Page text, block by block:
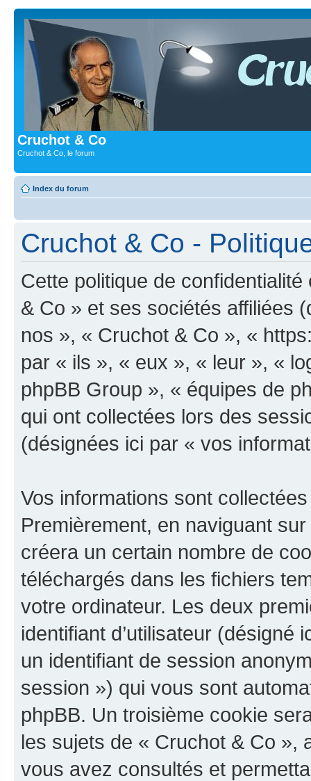
Cruchot & Co
Cruchot & Co, le forum
Index du forum
Cruchot & Co -
Cette politique de
& Co » et ses sociétés affiliées
nos », « Cruchot & Co », «
par « ils », « eux », « leur », «
phpBB Group », « équipes de
qui ont collectées lors des
(désignées ici par « vos
Vos informations sont
Premièrement, en naviguant
créera un certain nombre de
téléchargés dans les fichiers
votre ordinateur. Les deux
identifiant d’utilisateur (désigné
un identifiant de session
session ») qui vous sont
phpBB. Un troisième cookie
les sujets de « Cruchot & Co »,
vous avez consultés et